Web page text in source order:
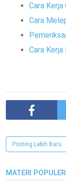
Cara
Cara
Cara
Posting Lebih Baru
MATERI POPULER